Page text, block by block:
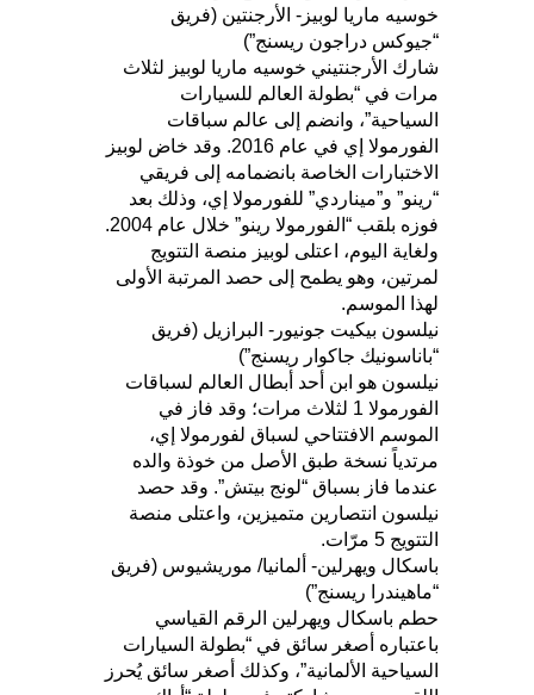
خوسيه ماريا لوبيز- الأرجنتين (فريق
“جيوكس دراجون ريسنج”)
شارك الأرجنتيني خوسيه ماريا لوبيز لثلاث
مرات في “بطولة العالم للسيارات
السياحية”، وانضم إلى عالم سباقات
الفورمولا إي في عام 2016. وقد خاض لوبيز
الاختبارات الخاصة بانضمامه إلى فريقي
“رينو” و”ميناردي” للفورمولا إي، وذلك بعد
فوزه بلقب “الفورمولا رينو” خلال عام 2004.
ولغاية اليوم، اعتلى لوبيز منصة التتويج
لمرتين، وهو يطمح إلى حصد المرتبة الأولى
لهذا الموسم.
نيلسون بيكيت جونيور- البرازيل (فريق
“باناسونيك جاكوار ريسنج”)
نيلسون هو ابن أحد أبطال العالم لسباقات
الفورمولا 1 لثلاث مرات؛ وقد فاز في
الموسم الافتتاحي لسباق لفورمولا إي،
مرتدياً نسخة طبق الأصل من خوذة والده
عندما فاز بسباق “لونج بيتش”. وقد حصد
نيلسون انتصارين متميزين، واعتلى منصة
التتويج 5 مرّات.
باسكال ويهرلين- ألمانيا/ موريشيوس (فريق
“ماهيندرا ريسنج”)
حطم باسكال ويهرلين الرقم القياسي
باعتباره أصغر سائق في “بطولة السيارات
السياحية الألمانية”، وكذلك أصغر سائق يُحرز